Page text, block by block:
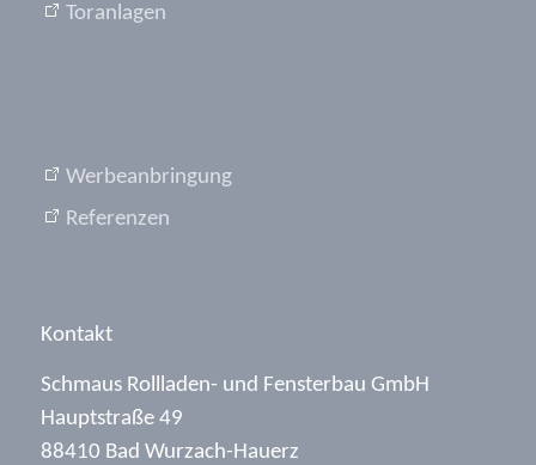
Toranlagen
Werbeanbringung
Referenzen
Kontakt
Schmaus Rollladen- und Fensterbau GmbH
Hauptstraße 49
88410 Bad Wurzach-Hauerz